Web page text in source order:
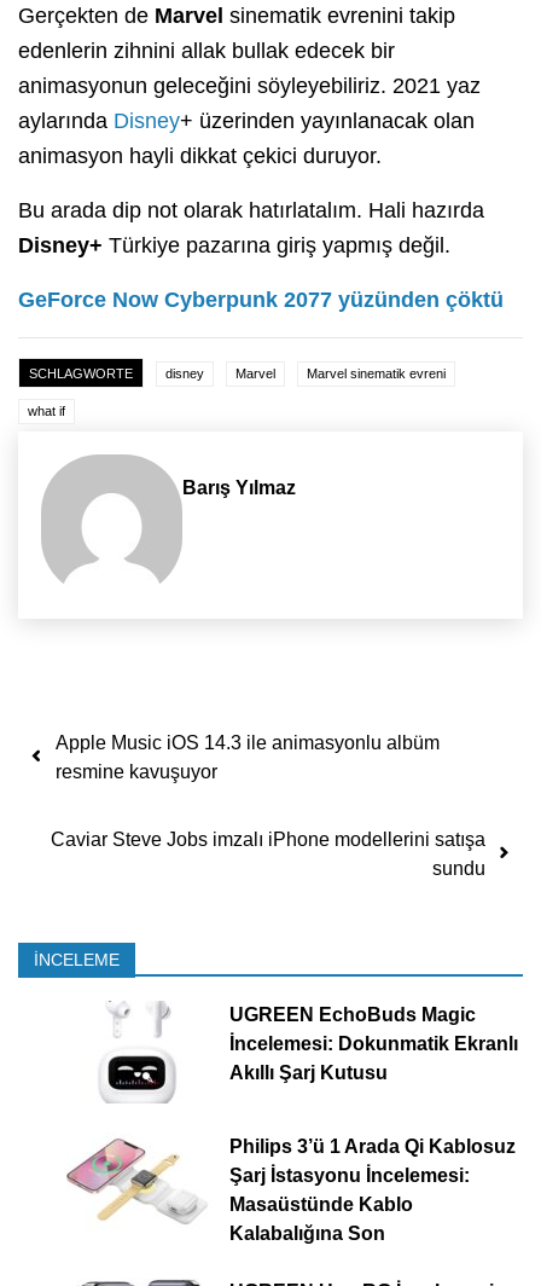
Gerçekten de Marvel sinematik evrenini takip
edenlerin zihnini allak bullak edecek bir
animasyonun geleceğini söyleyebiliriz. 2021 yaz
aylarında Disney+ üzerinden yayınlanacak olan
animasyon hayli dikkat çekici duruyor.
Bu arada dip not olarak hatırlatalım. Hali hazırda
Disney+ Türkiye pazarına giriş yapmış değil.
GeForce Now Cyberpunk 2077 yüzünden çöktü
SCHLAGWORTE disney Marvel Marvel sinematik evreni
what if
Barış Yılmaz
Yazı dolaşımı
Apple Music iOS 14.3 ile animasyonlu albüm
resmine kavuşuyor
Caviar Steve Jobs imzalı iPhone modellerini satışa
sundu
İNCELEME
UGREEN EchoBuds Magic
İncelemesi: Dokunmatik Ekranlı
Akıllı Şarj Kutusu
Philips 3’ü 1 Arada Qi Kablosuz
Şarj İstasyonu İncelemesi:
Masaüstünde Kablo
Kalabalığına Son